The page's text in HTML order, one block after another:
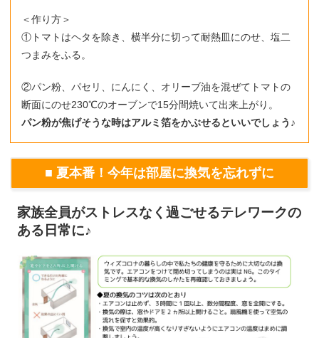
＜作り方＞
①トマトはヘタを除き、横半分に切って耐熱皿にのせ、塩二
つまみをふる。
②パン粉、パセリ、にんにく、オリーブ油を混ぜてトマトの
断面にのせ230℃のオーブンで15分間焼いて出来上がり。
パン粉が焦げそうな時はアルミ箔をかぶせるといいでしょう♪
■ 夏本番！今年は部屋に換気を忘れずに
家族全員がストレスなく過ごせるテレワークの
ある日常に♪